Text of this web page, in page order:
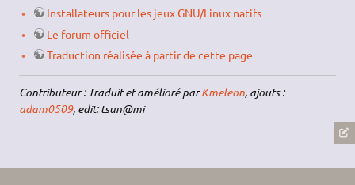
Installateurs pour les jeux GNU/Linux natifs
Le forum officiel
Traduction réalisée à partir de cette page
Contributeur : Traduit et amélioré parKmeleon, ajouts :
adam0509, edit: tsun@mi